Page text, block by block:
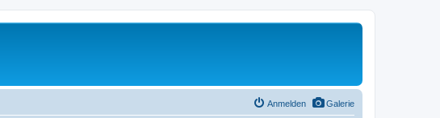
Galerie
Anmelden